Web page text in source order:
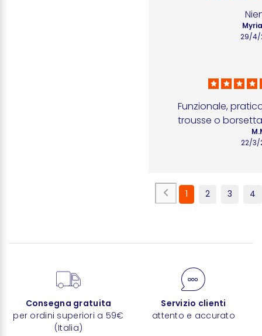
29/4/
Funzionale,
trousse o
22/3/
1 2 3 4
Consegna gratuita
per ordini superiori a 59€
(Italia)
Servizio clienti
attento e accurato